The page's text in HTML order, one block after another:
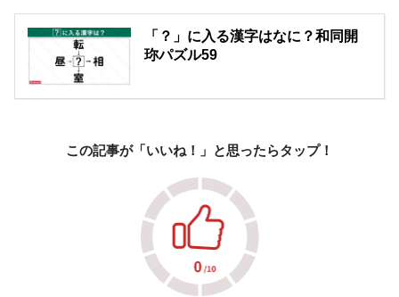
「？」に入る漢字はなに？和同開
珎パズル59
この記事が「いいね！」と思ったらタップ！